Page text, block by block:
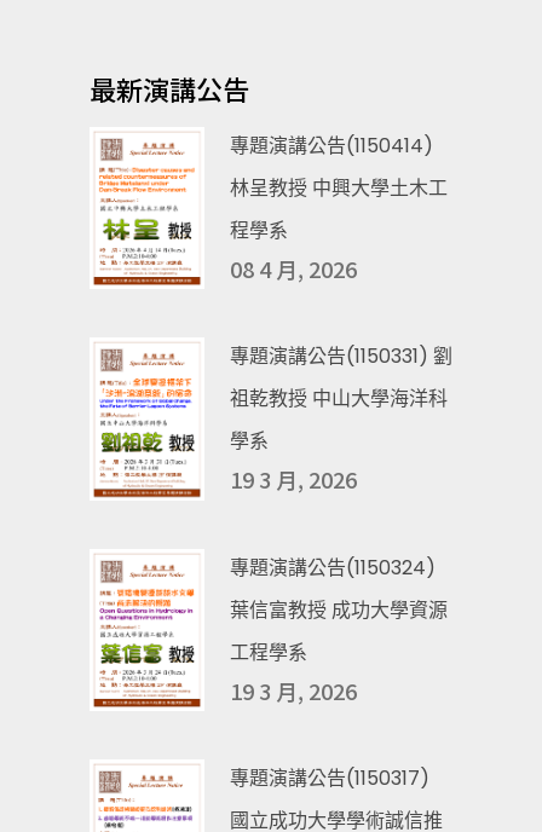
最新演講公告
專題演講公告(1150414)
林呈教授 中興大學土木工
程學系
08 4 月, 2026
專題演講公告(1150331) 劉
祖乾教授 中山大學海洋科
學系
19 3 月, 2026
專題演講公告(1150324)
葉信富教授 成功大學資源
工程學系
19 3 月, 2026
專題演講公告(1150317)
國立成功大學學術誠信推